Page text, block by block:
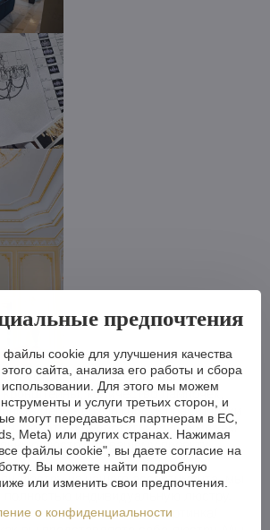
хрустальную люстру меньше или
кронштейны, количество лампочек,
цепь - возможности практически
вам этого недостаточно, мы можем
люстру по вашему проекту.
люстру из нашего ассортимента, мы
- это рисунок или даже картинка/
предпочтения
cookie для улучшения качества
сайта, анализа его работы и сбора
Для этого мы можем
и услуги третьих сторон, и
могут передаваться партнерам в ЕС,
Meta) или других странах. Нажимая
файлы cookie", вы даете согласие на
Вы можете найти подробную
или изменить свои предпочтения.
о конфиденциальности